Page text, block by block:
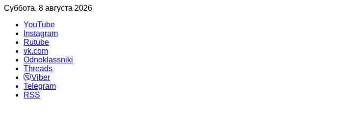
Суббота, 8 августа 2026
YouTube
Instagram
Rutube
vk.com
Odnoklassniki
Threads
Viber
Telegram
RSS